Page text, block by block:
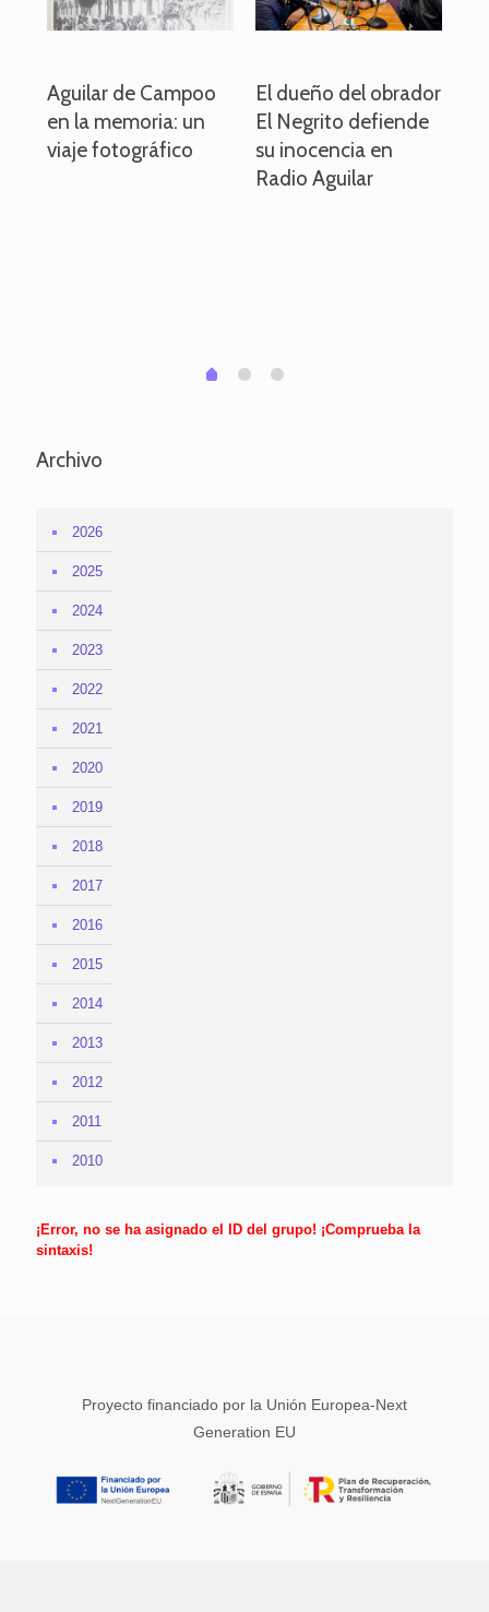
Aguilar de Campoo
en la memoria: un
viaje fotográfico
El dueño del obrador
El Negrito defiende
su inocencia en
Radio Aguilar
0 1 2
Archivo
2026
2025
2024
2023
2022
2021
2020
2019
2018
2017
2016
2015
2014
2013
2012
2011
2010
¡Error, no se ha asignado el ID del grupo! ¡Comprueba la
sintaxis!
Proyecto financiado por la Unión Europea-Next
Generation EU